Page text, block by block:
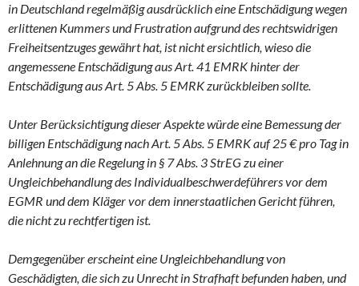
in Deutschland regelmäßig ausdrücklich eine Entschädigung wegen
erlittenen Kummers und Frustration aufgrund des rechtswidrigen
Freiheitsentzuges gewährt hat, ist nicht ersichtlich, wieso die
angemessene Entschädigung aus Art. 41 EMRK hinter der
Entschädigung aus Art. 5 Abs. 5 EMRK zurückbleiben sollte.
Unter Berücksichtigung dieser Aspekte würde eine Bemessung der
billigen Entschädigung nach Art. 5 Abs. 5 EMRK auf 25 € pro Tag in
Anlehnung an die Regelung in § 7 Abs. 3 StrEG zu einer
Ungleichbehandlung des Individualbeschwerdeführers vor dem
EGMR und dem Kläger vor dem innerstaatlichen Gericht führen,
die nicht zu rechtfertigen ist.
Demgegenüber erscheint eine Ungleichbehandlung von
Geschädigten, die sich zu Unrecht in Strafhaft befunden haben, und